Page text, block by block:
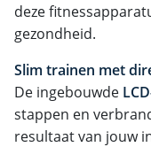
deze
gezondheid.
Slim trainen met
De ingebouwde
stappen en
resultaat van jouw